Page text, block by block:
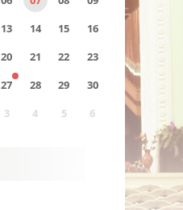
13 14 15
16
20 21 22
23
27 28 29
30
3 4 5 6